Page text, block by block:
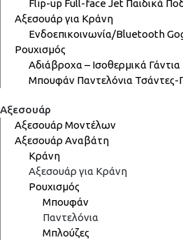
Flip-up Full-faceJet Παιδικά
Αξεσουάρ για Κράνη
Ενδοεπικοινωνία/Bluetooth
Ρουχισμός
Αδιάβροχα – Ισοθερμικά Γάντια
Μπουφάν Παντελόνια Τσάντες-
Αξεσουάρ
Αξεσουάρ Μοντέλων
Αξεσουάρ Αναβάτη
Κράνη
Αξεσουάρ για Κράνη
Ρουχισμός
Μπουφάν
Παντελόνια
Μπλούζες